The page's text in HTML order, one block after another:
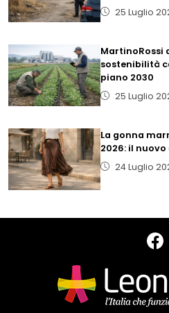
25 Luglio
MartinoRossi
sostenibilità
piano 2030
25 Luglio
La gonna
2026: il
24 Luglio